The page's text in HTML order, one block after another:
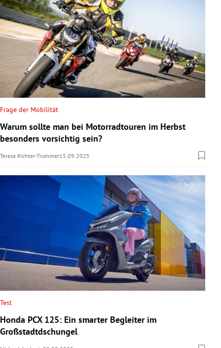
Frage der Mobilität
Warum sollte man bei Motorradtouren im Herbst
besonders vorsichtig sein?
Teresa Richter-Trummer15.09.2025
Test
Honda PCX 125: Ein smarter Begleiter im
Großstadtdschungel